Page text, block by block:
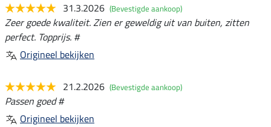
31.3.2026 (Bevestigde aankoop)
Zeer goede kwaliteit. Zien er geweldig uit van buiten, zitten
perfect. Topprijs. #
Origineel bekijken
21.2.2026 (Bevestigde aankoop)
Passen goed #
Origineel bekijken